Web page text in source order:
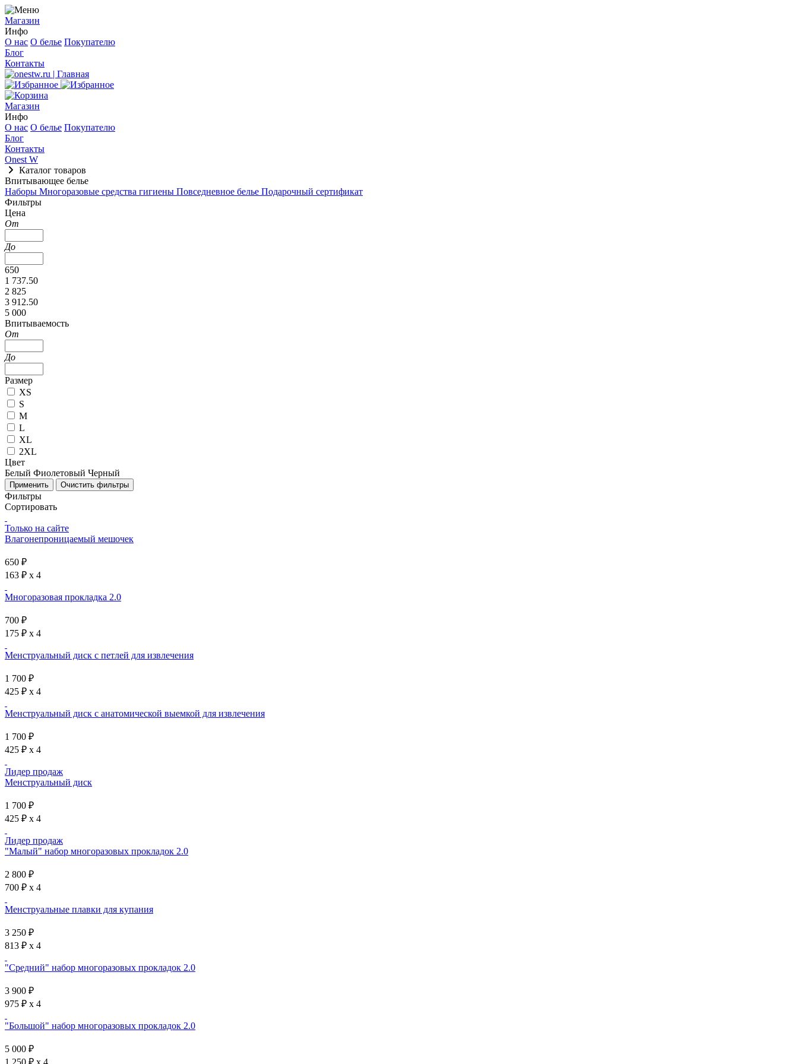
Магазин
Инфо
О нас О белье Покупателю
Блог
Контакты
Магазин
Инфо
О нас О белье Покупателю
Блог
Контакты
Onest W
Каталог товаров
Впитывающее белье
Наборы Многоразовые средства гигиены Повседневное белье Подарочный сертификат
Фильтры
Цена
От
До
650
1 737.50
2 825
3 912.50
5 000
Впитываемость
От
До
Размер
XS
S
M
L
XL
2XL
Цвет
Белый Фиолетовый Черный
Фильтры
Сортировать
Только на сайте
Влагонепроницаемый мешочек
650 ₽
163 ₽ x 4
Многоразовая прокладка 2.0
700 ₽
175 ₽ x 4
Менструальный диск с петлей для извлечения
1 700 ₽
425 ₽ x 4
Менструальный диск с анатомической выемкой для извлечения
1 700 ₽
425 ₽ x 4
Лидер продаж
Менструальный диск
1 700 ₽
425 ₽ x 4
Лидер продаж
"Малый" набор многоразовых прокладок 2.0
2 800 ₽
700 ₽ x 4
Менструальные плавки для купания
3 250 ₽
813 ₽ x 4
"Средний" набор многоразовых прокладок 2.0
3 900 ₽
975 ₽ x 4
"Большой" набор многоразовых прокладок 2.0
5 000 ₽
1 250 ₽ x 4